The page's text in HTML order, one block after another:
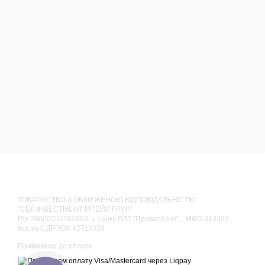
ТОВАРИСТВО З ОБМЕЖЕНОЮ ВІДПОВІДАЛЬНІСТЮ:
"СБЛ ІНВЕСТМЕНТ РІТЕЙЛ ГРУП"
Р/р 26006055762969, у банку ПАТ "ПриватБанк", МФО 313399.,
код за ЄДРПОУ 42711028
Приймаємо до оплати